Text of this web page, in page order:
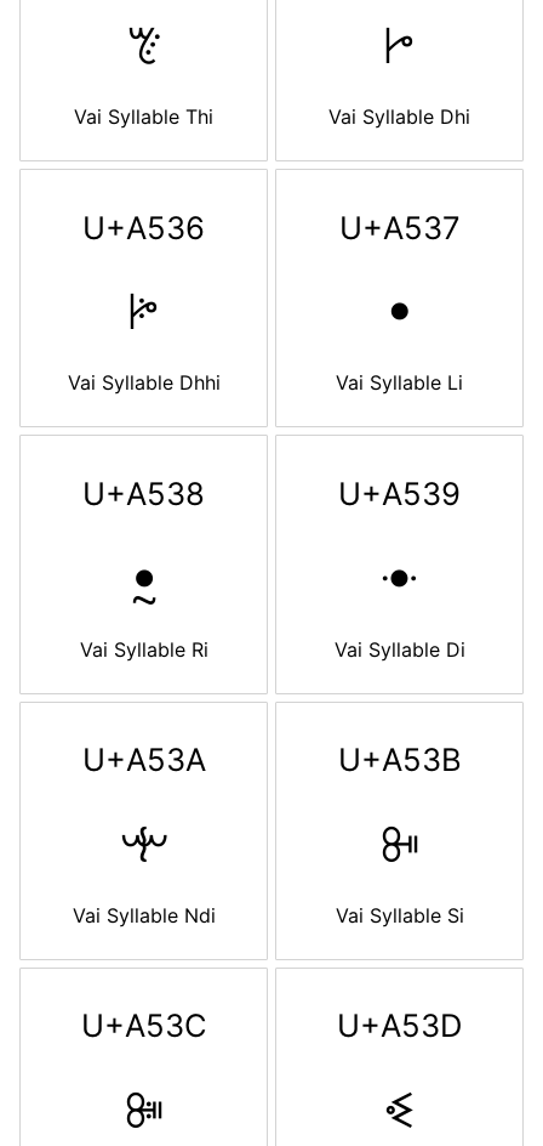
ꔴ
Vai Syllable Thi
ꔵ
Vai Syllable Dhi
U+A536
ꔶ
Vai Syllable Dhhi
U+A537
ꔷ
Vai Syllable Li
U+A538
ꔸ
Vai Syllable Ri
U+A539
ꔹ
Vai Syllable Di
U+A53A
ꔺ
Vai Syllable Ndi
U+A53B
ꔻ
Vai Syllable Si
U+A53C
ꔼ
U+A53D
ꔽ